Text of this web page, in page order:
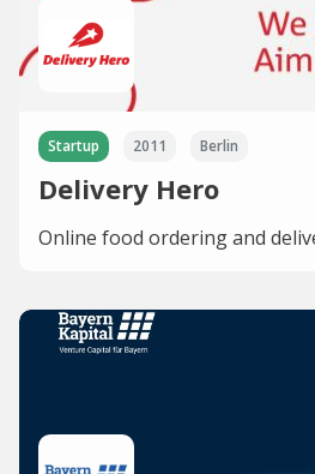
Startup 2011 Berlin
Delivery Hero
Online food ordering and